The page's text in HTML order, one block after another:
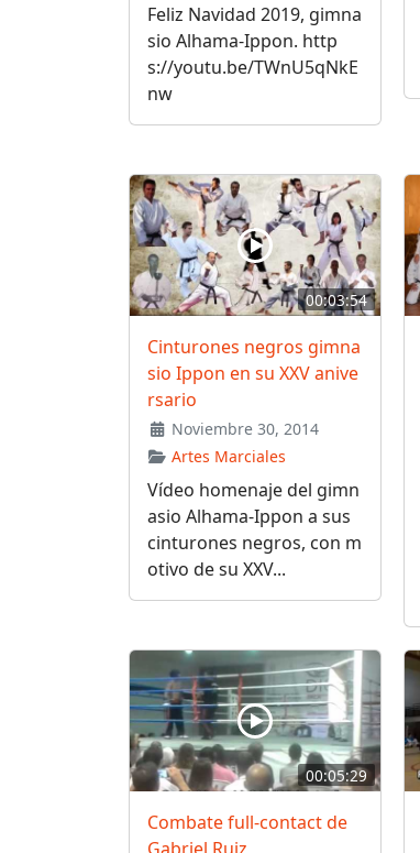
Feliz Navidad 2019, gimna
sio Alhama-Ippon. http
s://youtu.be/TWnU5qNkE
nw
00:03:54
Cinturones negros gimna
sio Ippon en su XXV anive
rsario
Noviembre 30, 2014
Artes Marciales
Vídeo homenaje del gimn
asio Alhama-Ippon a sus
cinturones negros, con m
otivo de su XXV...
00:05:29
Combate full-contact de